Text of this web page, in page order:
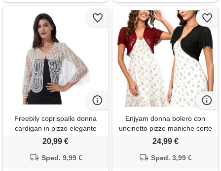
Freebily coprispalle donna
cardigan in pizzo elegante
giacca con paillettes bolero da
leggero orlo irregolare abito
20,99 €
Sped. 9,99 €
Enjyam donna bolero con
uncinetto pizzo maniche corte
coprispalle elegante per
vino/xl
24,99 €
Sped. 3,99 €